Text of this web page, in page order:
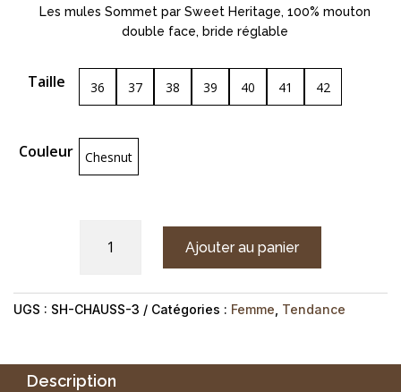
Les mules Sommet par Sweet Heritage, 100% mouton
double face, bride réglable
Taille 36 37 38 39 40 41 42
Couleur Chesnut
SOMMET
Ajouter au panier
UGS : SH-CHAUSS-3 Catégories : Femme Tendance
Description